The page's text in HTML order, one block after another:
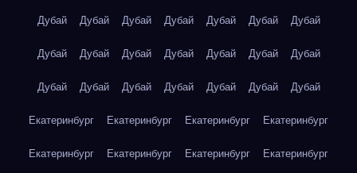
Дубай Дубай Дубай Дубай Дубай Дубай Дубай
Дубай Дубай Дубай Дубай Дубай Дубай Дубай
Дубай Дубай Дубай Дубай Дубай Дубай Дубай
Екатеринбург Екатеринбург Екатеринбург Екатеринбург
Екатеринбург Екатеринбург Екатеринбург Екатеринбург